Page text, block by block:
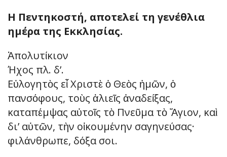
Η Πεντηκοστή, αποτελεί τη γενέθλια
ημέρα της Εκκλησίας.
Ἀπολυτίκιον
Ήχος πλ. δ’.
Εὐλογητὸς εἶ Χριστὲ ὁ Θεὸς ἡμῶν, ὁ
πανσόφους, τοὺς ἁλιεῖς ἀναδείξας,
καταπέμψας αὐτοῖς τὸ Πνεῦμα τὸ Ἅγιον, καὶ
δι’ αὐτῶν, τὴν οἰκουμένην σαγηνεύσας·
φιλάνθρωπε, δόξα σοι.